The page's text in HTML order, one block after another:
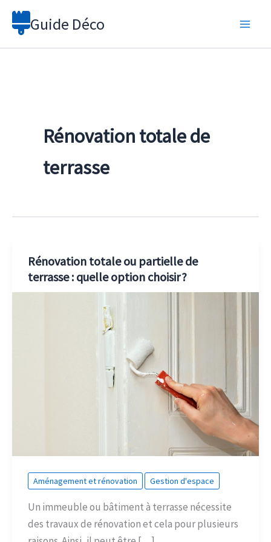
Aller
Guide Déco
Rénovation totale de
terrasse
Rénovation totale ou partielle de
terrasse : quelle option choisir ?
Aménagement et rénovation Gestion d'espace
Un immeuble ou bâtiment à terrasse nécessite
des travaux de rénovation et cela pour plusieurs